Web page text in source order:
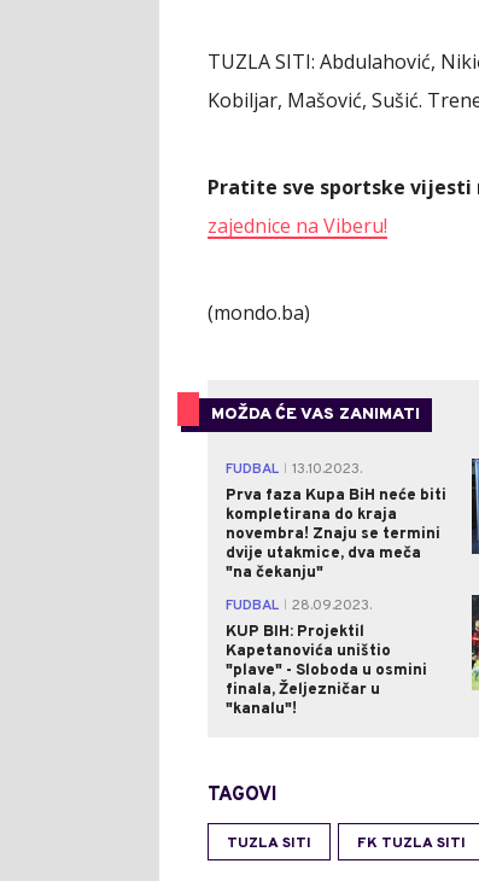
TUZLA SITI: Abdulahović,
Kobiljar, Mašović, Sušić.
Pratite sve sportske
zajednice na Viberu!
(mondo.ba)
MOŽDA ĆE VAS ZANIMATI
FUDBAL
13.10.2023.
Prva faza Kupa BiH neće biti
kompletirana do kraja
novembra! Znaju se termini
dvije utakmice, dva meča
"na čekanju"
FUDBAL
28.09.2023.
KUP BIH: Projektil
Kapetanovića uništio
"plave" - Sloboda u osmini
finala, Željezničar u
"kanalu"!
TAGOVI
TUZLA SITI FK TUZLA SITI